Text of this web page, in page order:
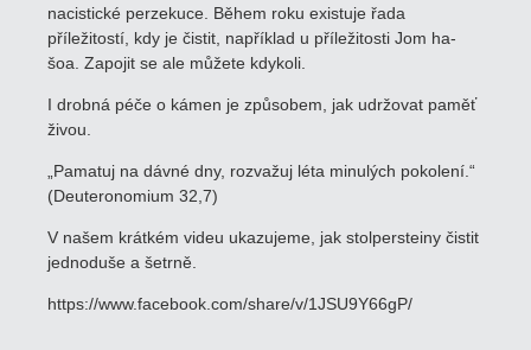
nacistické perzekuce. Během roku existuje řada
příležitostí, kdy je čistit, například u příležitosti Jom ha-
šoa. Zapojit se ale můžete kdykoli.
I drobná péče o kámen je způsobem, jak udržovat paměť
živou.
„Pamatuj na dávné dny, rozvažuj léta minulých pokolení.“
(Deuteronomium 32,7)
V našem krátkém videu ukazujeme, jak stolpersteiny čistit
jednoduše a šetrně.
https://www.facebook.com/share/v/1JSU9Y66gP/